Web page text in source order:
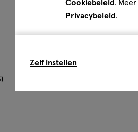
Cookiebeleid.
Privacybeleid.
Zelf instellen